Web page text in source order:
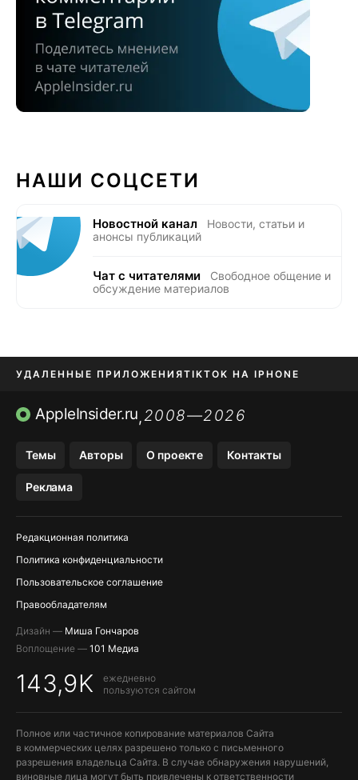
НАШИ СОЦСЕТИ
Новостной канал
Новости, статьи и
анонсы публикаций
Чат с читателями
Свободное общение и
обсуждение материалов
УДАЛЕННЫЕ ПРИЛОЖЕНИЯTIKTOK НА IPHONE
ПРИЛОЖЕНИЯ БЕЗ APP STORE
AppleInsider.ru,2008—2026
Темы Авторы О проекте Контакты
Реклама
Редакционная политика
Политика конфиденциальности
Пользовательское соглашение
Правообладателям
Дизайн — Миша Гончаров
Воплощение — 101 Медиа
143,9K
ежедневно
пользуются сайтом
Полное или частичное копирование материалов Сайта
в коммерческих целях разрешено только с письменного
разрешения владельца Сайта. В случае обнаружения нарушений,
виновные лица могут быть привлечены к ответственности